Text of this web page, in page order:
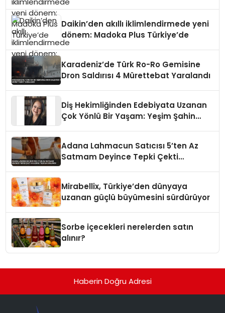
Daikin’den akıllı iklimlendirmede yeni
dönem: Madoka Plus Türkiye’de
Karadeniz’de Türk Ro-Ro Gemisine
Dron Saldırısı 4 Mürettebat Yaralandı
Diş Hekimliğinden Edebiyata Uzanan
Çok Yönlü Bir Yaşam: Yeşim Şahin
Adana Lahmacun Satıcısı 5’ten Az
Satmam Deyince Tepki Çekti
Mirabellix, Türkiye’den dünyaya
uzanan güçlü büyümesini sürdürüyor
Sorbe içecekleri nerelerden satın
alınır?
Haberin Doğru Adresi